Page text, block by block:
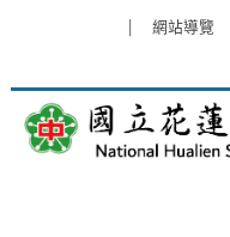
網站導覽
防制藥物濫用